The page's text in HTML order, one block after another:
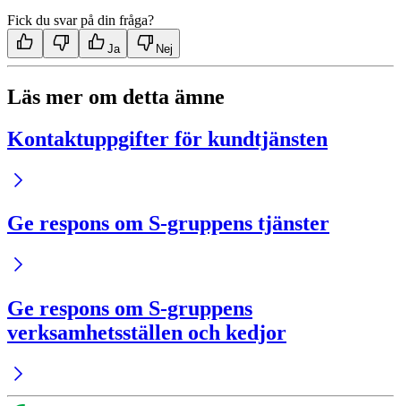
Fick du svar på din fråga?
Ja Nej
Läs mer om detta ämne
Kontaktuppgifter för kundtjänsten
Ge respons om S-gruppens tjänster
Ge respons om S-gruppens
verksamhetsställen och kedjor